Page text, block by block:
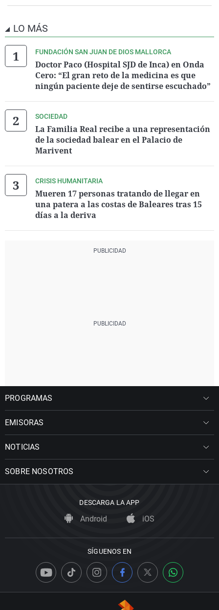
LO MÁS
FUNDACIÓN SAN JUAN DE DIOS MALLORCA
Doctor Paco (Hospital SJD de Inca) en Onda
Cero: “El gran reto de la medicina es que
ningún paciente deje de sentirse escuchado”
SOCIEDAD
La Familia Real recibe a una representación
de la sociedad balear en el Palacio de
Marivent
CRISIS HUMANITARIA
Mueren 17 personas tratando de llegar en
una patera a las costas de Baleares tras 15
días a la deriva
PROGRAMAS
EMISORAS
NOTICIAS
SOBRE NOSOTROS
DESCARGA LA APP
Android iOS
SÍGUENOS EN